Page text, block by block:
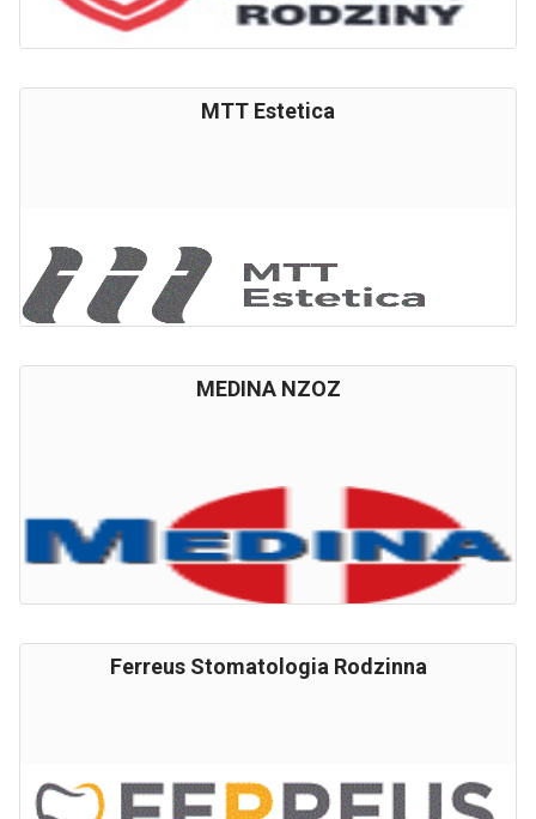
MTT Estetica
MEDINA NZOZ
Ferreus Stomatologia Rodzinna